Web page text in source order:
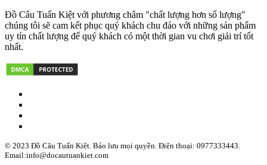
Đồ Câu Tuấn Kiệt với phương châm "chất lượng hơn số lượng"
chúng tôi sẽ cam kết phục quý khách chu đáo với những sản phẩm
uy tín chất lượng để quý khách có một thời gian vu chơi giải trí tốt
nhất.
© 2023 Đồ Câu Tuấn Kiệt. Bảo lưu mọi quyền. Điện thoại: 0977333443.
Email:info@docautuankiet.com